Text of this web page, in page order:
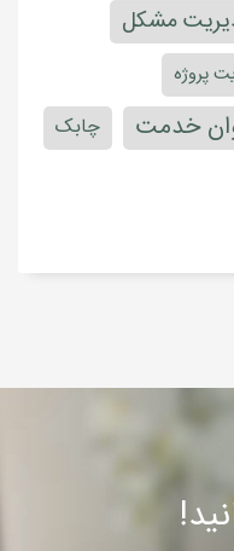
مشکل
پروژه
خدمت چابک